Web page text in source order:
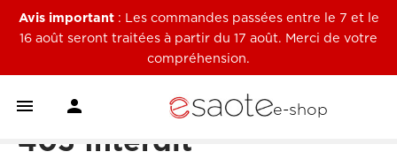
Avis important: Les commandes passées entre le 7 et le
16 août seront traitées à partir du 17 août. Merci de votre
compréhension.
  e-shop
403 Interdit